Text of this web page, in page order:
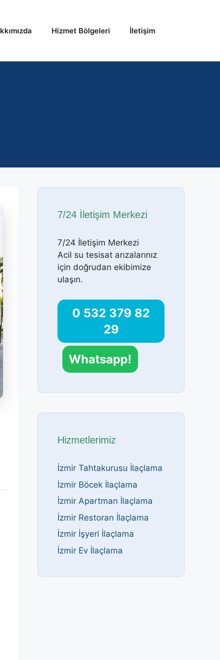
Hizmet Bölgeleri İletişim
7/24 İletişim Merkezi
7/24 İletişim Merkezi
Acil su tesisat arızalarınız
için doğrudan ekibimize
ulaşın.
0 532 379 82
29
Whatsapp!
Hizmetlerimiz
İzmir Tahtakurusu İlaçlama
İzmir Böcek İlaçlama
İzmir Apartman İlaçlama
İzmir Restoran İlaçlama
İzmir İşyeri İlaçlama
İzmir Ev İlaçlama